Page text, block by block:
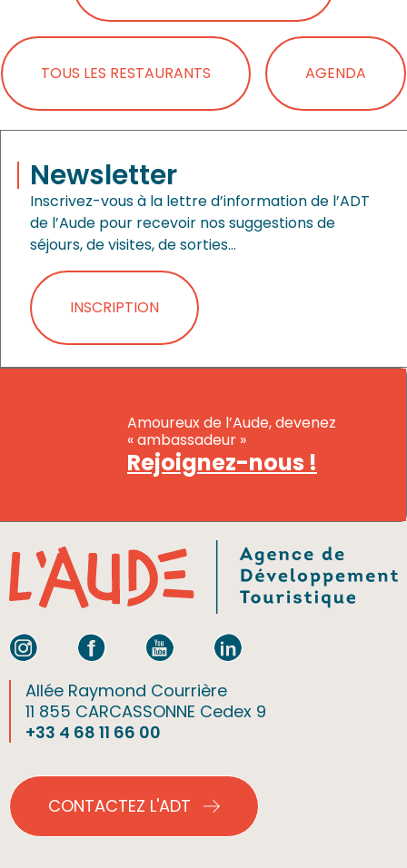
TOUS LES RESTAURANTS AGENDA
Newsletter
Inscrivez-vous à la lettre d’information de l’ADT
de l’Aude pour recevoir nos suggestions de
séjours, de visites, de sorties…
INSCRIPTION
Amoureux de l’Aude, devenez
« ambassadeur »
Rejoignez-nous !
Allée Raymond Courrière
11 855 CARCASSONNE Cedex 9
+33 4 68 11 66 00
CONTACTEZ L'ADT